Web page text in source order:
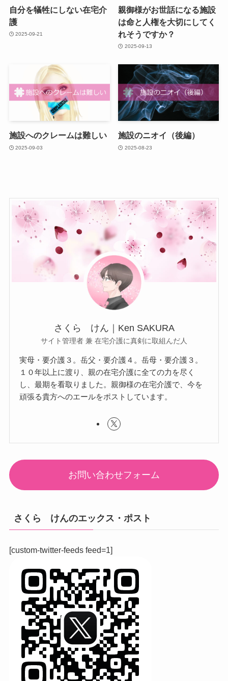
自分を犠牲にしない在宅介
護
2025-09-21
親御様がお世話になる施設
は命と人権を大切にしてく
れそうですか？
2025-09-13
施設へのクレームは難しい
2025-09-03
施設のニオイ（後編）
2025-08-23
さくら けん｜Ken SAKURA
サイト管理者 兼 在宅介護に真剣に取組んだ人
実母・要介護３。岳父・要介護４。岳母・要介護３。
１０年以上に渡り、親の在宅介護に全ての力を尽く
し、最期を看取りました。親御様の在宅介護で、今を
頑張る貴方へのエールをポストしています。
お問い合わせフォーム
さくら けんのエックス・ポスト
[custom-twitter-feeds feed=1]